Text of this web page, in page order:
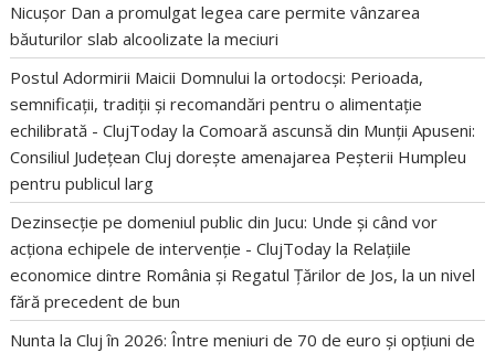
Nicușor Dan a promulgat legea care permite vânzarea
băuturilor slab alcoolizate la meciuri
Postul Adormirii Maicii Domnului la ortodocși: Perioada,
semnificații, tradiții și recomandări pentru o alimentație
echilibrată - ClujToday laComoară ascunsă din Munții Apuseni:
Consiliul Județean Cluj dorește amenajarea Peșterii Humpleu
pentru publicul larg
Dezinsecție pe domeniul public din Jucu: Unde și când vor
acționa echipele de intervenție - ClujToday la Relațiile
economice dintre România și Regatul Țărilor de Jos, la un nivel
fără precedent de bun
Nunta la Cluj în 2026: Între meniuri de 70 de euro și opțiuni de